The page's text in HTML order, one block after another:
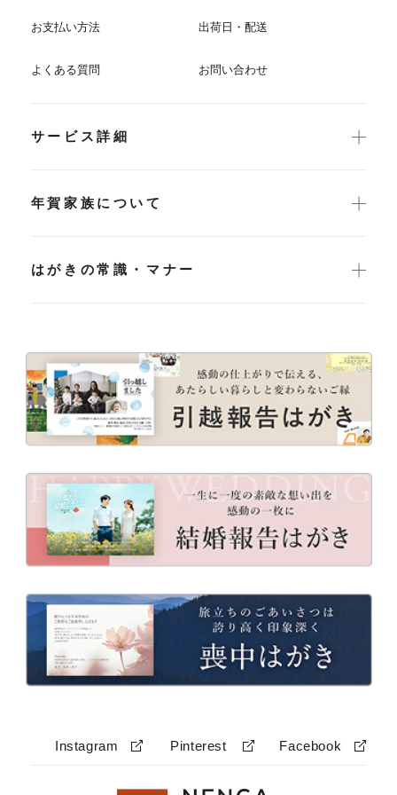
お支払い方法 出荷日・配送
よくある質問 お問い合わせ
サービス詳細
年賀家族について
はがきの常識・マナー
Instagram Pinterest Facebook